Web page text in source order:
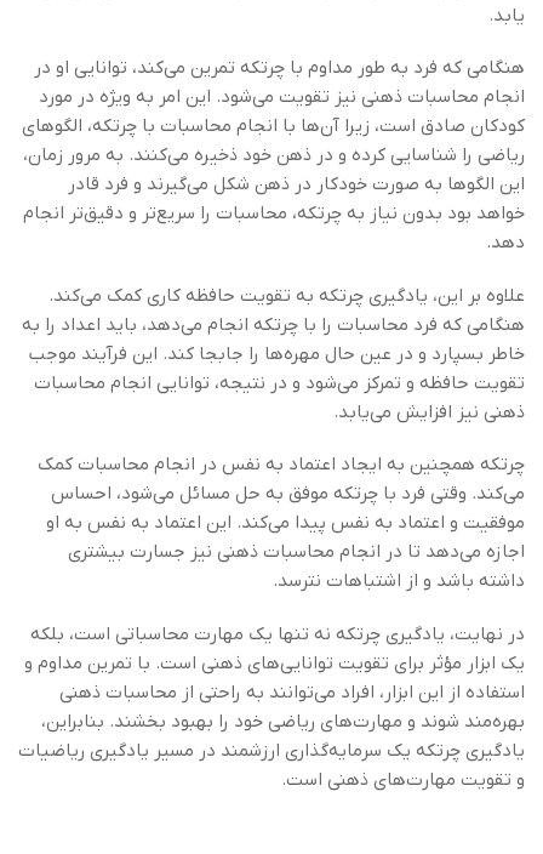
یابد.
هنگامی که فرد به طور مداوم با چرتکه تمرین می‌کند، توانایی او در
انجام محاسبات ذهنی نیز تقویت می‌شود. این امر به ویژه در مورد
کودکان صادق است، زیرا آن‌ها با انجام محاسبات با چرتکه، الگوهای
ریاضی را شناسایی کرده و در ذهن خود ذخیره می‌کنند. به مرور زمان،
این الگوها به صورت خودکار در ذهن شکل می‌گیرند و فرد قادر
خواهد بود بدون نیاز به چرتکه، محاسبات را سریع‌تر و دقیق‌تر انجام
دهد.
علاوه بر این، یادگیری چرتکه به تقویت حافظه کاری کمک می‌کند.
هنگامی که فرد محاسبات را با چرتکه انجام می‌دهد، باید اعداد را به
خاطر بسپارد و در عین حال مهره‌ها را جابجا کند. این فرآیند موجب
تقویت حافظه و تمرکز می‌شود و در نتیجه، توانایی انجام محاسبات
ذهنی نیز افزایش می‌یابد.
چرتکه همچنین به ایجاد اعتماد به نفس در انجام محاسبات کمک
می‌کند. وقتی فرد با چرتکه موفق به حل مسائل می‌شود، احساس
موفقیت و اعتماد به نفس پیدا می‌کند. این اعتماد به نفس به او
اجازه می‌دهد تا در انجام محاسبات ذهنی نیز جسارت بیشتری
داشته باشد و از اشتباهات نترسد.
در نهایت، یادگیری چرتکه نه تنها یک مهارت محاسباتی است، بلکه
یک ابزار مؤثر برای تقویت توانایی‌های ذهنی است. با تمرین مداوم و
استفاده از این ابزار، افراد می‌توانند به راحتی از محاسبات ذهنی
بهره‌مند شوند و مهارت‌های ریاضی خود را بهبود بخشند. بنابراین،
یادگیری چرتکه یک سرمایه‌گذاری ارزشمند در مسیر یادگیری ریاضیات
و تقویت مهارت‌های ذهنی است.